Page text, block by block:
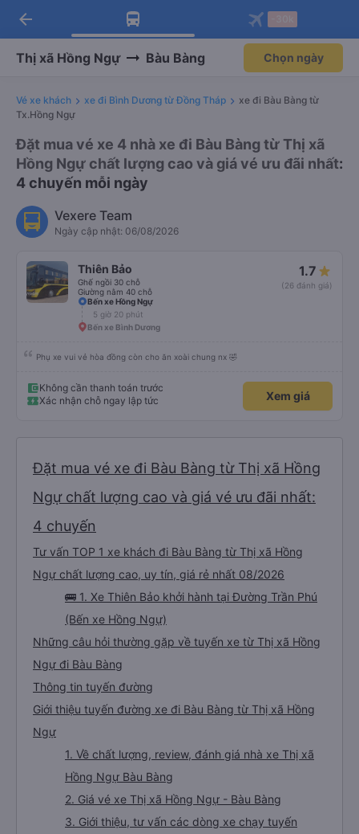
Tải app Vexere ngay!
Nhận ưu đãi thành viên độc
Mở app
Tải app Vexere
-30k/ghế khi đặt vé máy bay qua
Mở app
arrow_back
Thị xã Hồng Ngự Bàu Bàng Chọn ngày
Vé xe khách xe đi Bình Dương từ Đồng Tháp
xe đi Bàu Bàng từ
Tx.Hồng Ngự
Đặt mua vé xe 4 nhà xe đi Bàu Bàng từ Thị xã
Hồng Ngự chất lượng cao và giá vé ưu đãi nhất:
4 chuyến mỗi ngày
Vexere Team
Ngày cập nhật: 06/08/2026
Thiên Bảo
Ghế ngồi 30 chỗ
Giường nằm 40 chỗ
1.7
(26 đánh giá)
Bến xe Hồng Ngự
5 giờ 20 phút
Bến xe Bình Dương
Phụ xe vui vẻ hòa đồng còn cho ăn xoài chung nx 🤣
Không cần thanh toán trước
Xác nhận chỗ ngay lập tức
Xem giá
Đặt mua vé xe đi Bàu Bàng từ Thị xã Hồng
Ngự chất lượng cao và giá vé ưu đãi nhất:
4 chuyến
Tư vấn TOP 1 xe khách đi Bàu Bàng từ Thị xã Hồng
Ngự chất lượng cao, uy tín, giá rẻ nhất 08/2026
🚌 1. Xe Thiên Bảo khởi hành tại Đường Trần Phú
(Bến xe Hồng Ngự)
Những câu hỏi thường gặp về tuyến xe từ Thị xã Hồng
Ngự đi Bàu Bàng
Thông tin tuyến đường
Giới thiệu tuyến đường xe đi Bàu Bàng từ Thị xã Hồng
Ngự
1. Về chất lượng, review, đánh giá nhà xe Thị xã
Hồng Ngự Bàu Bàng
2. Giá vé xe Thị xã Hồng Ngự - Bàu Bàng
3. Giới thiệu, tư vấn các dòng xe chạy tuyến